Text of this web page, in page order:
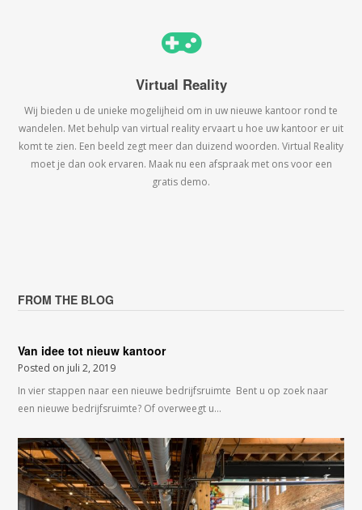
Virtual Reality
Wij bieden u de unieke mogelijheid om in uw nieuwe kantoor rond te
wandelen. Met behulp van virtual reality ervaart u hoe uw kantoor er uit
komt te zien. Een beeld zegt meer dan duizend woorden. Virtual Reality
moet je dan ook ervaren. Maak nu een afspraak met ons voor een
gratis demo.
FROM THE BLOG
Van idee tot nieuw kantoor
Posted on juli 2, 2019
In vier stappen naar een nieuwe bedrijfsruimte Bent u op zoek naar
een nieuwe bedrijfsruimte? Of overweegt u…